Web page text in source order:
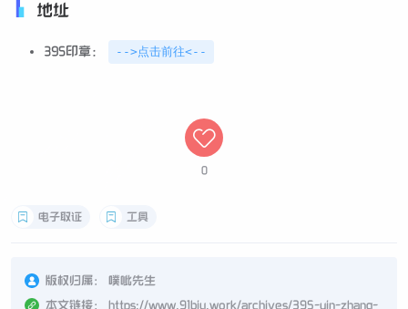
地址
395印章： -->点击前往<--
0
电子取证 工具
版权归属：
噗呲先生
本文链接：
https://www.91biu.work/archives/395-yin-zhang-